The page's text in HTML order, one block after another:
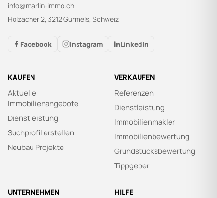
info@marlin-immo.ch
Holzacher 2, 3212 Gurmels, Schweiz
Facebook Instagram LinkedIn
KAUFEN
Aktuelle
Immobilienangebote
Dienstleistung
Suchprofil erstellen
Neubau Projekte
VERKAUFEN
Referenzen
Dienstleistung
Immobilienmakler
Immobilienbewertung
Grundstücksbewertung
Tippgeber
UNTERNEHMEN HILFE